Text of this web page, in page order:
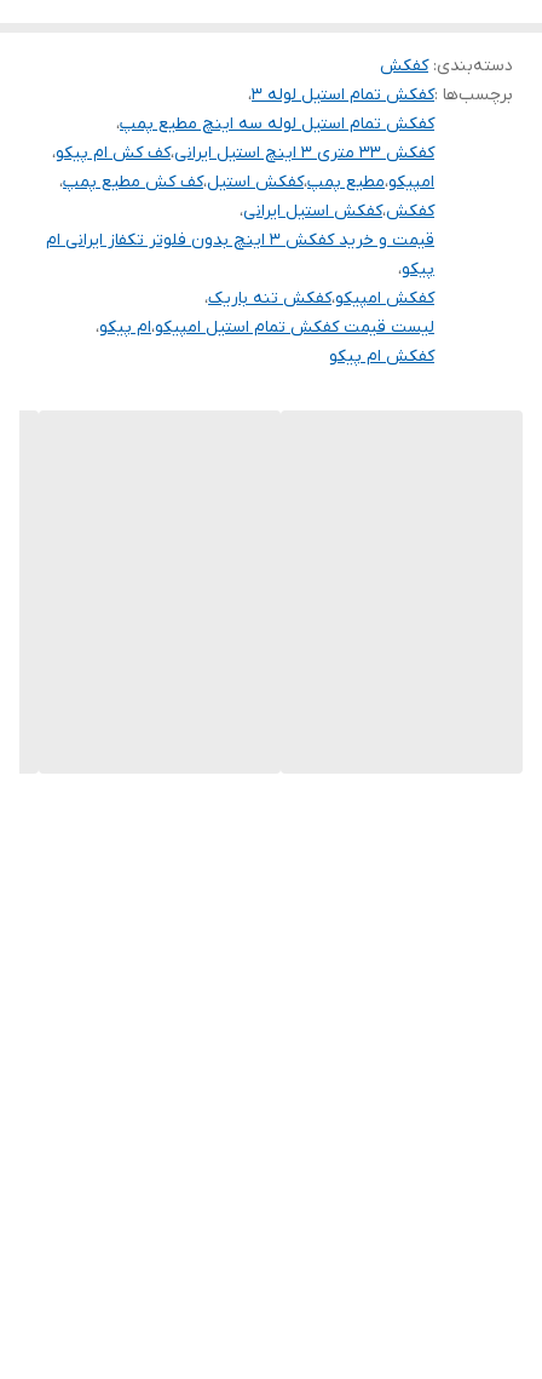
دسته‌بندی:کفکش
برچسب‌ها :کفکش تمام استیل لوله ۳
،
کفکش تمام استیل لوله سه اینچ مطیع پمپ،
کفکش 33 متری 3 اینچ استیل ایرانی
،کف کش ام پیکو،
امپیکو،مطیع پمپ،کفکش استیل،کف کش مطیع پمپ،
کفکش،کفکش استیل ایرانی،
قیمت و خرید کفکش 3 اینچ بدون فلوتر تکفاز ایرانی ام
پیکو،
کفکش امپیکو،کفکش تنه باریک،
لیست قیمت کفکش تمام استیل امپیکو،ام پیکو،
کفکش ام پیکو